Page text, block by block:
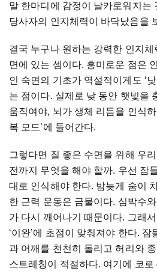
말 한마디에 감정이 날카로워지는
당사자의 인지체력이 바닥났음을
결국 누구나 원하는 강력한 인지
면에 있는 셈이다. 흥미로운 점은
인 숙면의 기초가 역설적이게도 ‘
는 점이다. 실제로 낮 동안 햇빛을
움직여야, 뇌가 생체 리듬을 인식
복 모드’에 들어간다.
그렇다면 질 좋은 수면을 위해 우
전까지 무엇을 해야 할까. 우선 잠
대로 인식해야 한다. 밤늦게 숨이
한 근력 운동은 금물이다. 심박수
가 다시 깨어나기 때문이다. 그래
‘이완’에 초점이 맞춰져야 한다.
과 어깨를 천천히 돌리고 허리와
스트레칭이 적절하다. 여기에 코